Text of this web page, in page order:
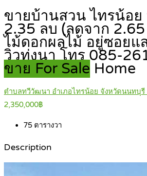
ขายบ้านสวน ไทรน้อ
2.35 ลบ (ลดจาก
ไม้ดอกผลไม้ อยู่ซอยแ
วิวทุ่งนา โทร 085-
ขาย For Sale Home
ตำบลทวีวัฒนา อำเภอไทรน้อย จังหวัดนนทบุรี
2,350,000฿
75 ตารางวา
Description